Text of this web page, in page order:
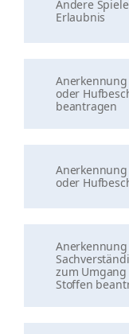
Andere
Erlaubnis
oder
beantragen
oder
Anerkennung
zum
Stoffen